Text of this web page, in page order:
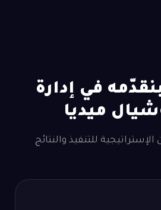
في إدارة
ميديا
للتنفيذ والنتائج